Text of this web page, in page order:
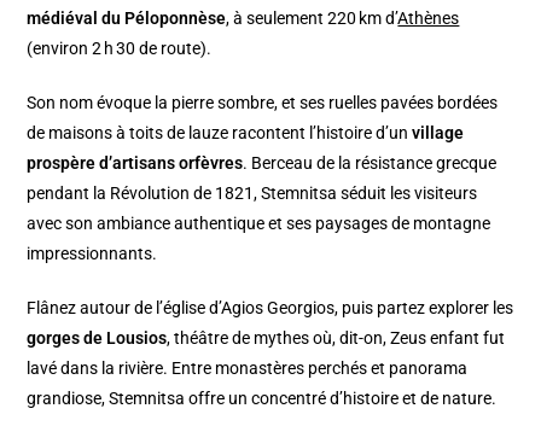
médiéval du Péloponnèse, à seulement 220 km d’Athènes
(environ 2 h 30 de route).
Son nom évoque la pierre sombre, et ses ruelles pavées bordées
de maisons à toits de lauze racontent l’histoire d’unvillage
prospère d’artisans orfèvres. Berceau de la résistance grecque
pendant la Révolution de 1821, Stemnitsa séduit les visiteurs
avec son ambiance authentique et ses paysages de montagne
impressionnants.
Flânez autour de l’église d’Agios Georgios, puis partez explorer les
gorges de Lousios, théâtre de mythes où, dit-on, Zeus enfant fut
lavé dans la rivière. Entre monastères perchés et panorama
grandiose, Stemnitsa offre un concentré d’histoire et de nature.